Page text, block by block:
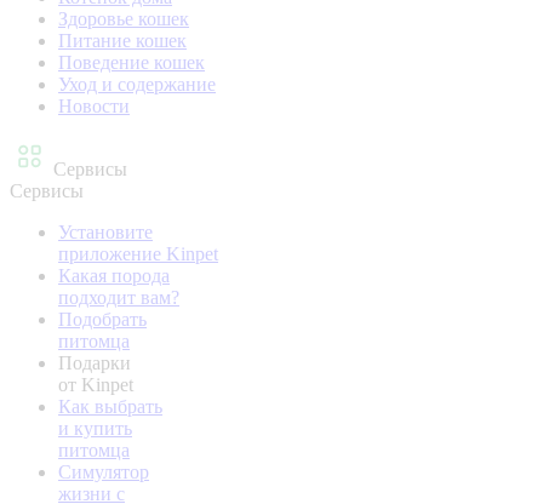
Здоровье кошек
Питание кошек
Поведение кошек
Уход и содержание
Новости
Сервисы
Сервисы
Установите
приложение Kinpet
Какая порода
подходит вам?
Подобрать
питомца
Подарки
от Kinpet
Как выбрать
и купить
питомца
Симулятор
жизни с